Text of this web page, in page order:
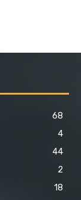
68
4
44
2
18